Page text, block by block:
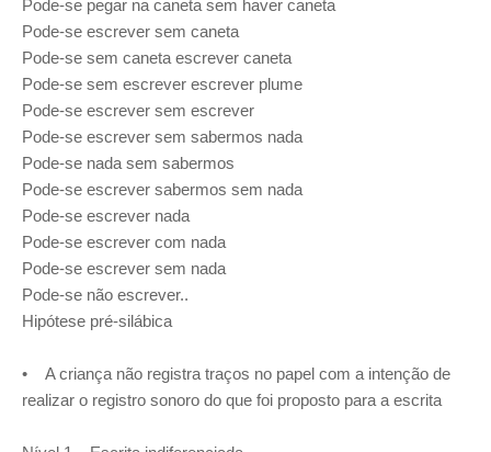
Pode-se pegar na caneta sem haver caneta
Pode-se escrever sem caneta
Pode-se sem caneta escrever caneta
Pode-se sem escrever escrever plume
Pode-se escrever sem escrever
Pode-se escrever sem sabermos nada
Pode-se nada sem sabermos
Pode-se escrever sabermos sem nada
Pode-se escrever nada
Pode-se escrever com nada
Pode-se escrever sem nada
Pode-se não escrever..
Hipótese pré-silábica
• A criança não registra traços no papel com a intenção de
realizar o registro sonoro do que foi proposto para a escrita